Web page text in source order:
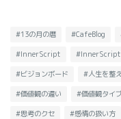
#13の月の暦 #CafeBlog
#InnerScript #InnerScript
#ビジョンボード #人生を整
#価値観の違い #価値観タイ
#思考のクセ #感情の扱い方